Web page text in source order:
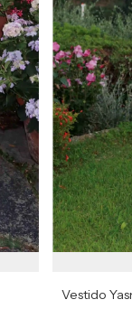
Vestido